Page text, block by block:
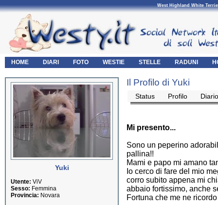
West Highland White
HOME DIARI FOTO WESTIE STELLE RADUNI
Yuki
Utente: ViV
Sesso: Femmina
Provincia: Novara
Il Profilo di Yuki
Status Profilo Diario
Mi presento...
Sono un peperino
pallina!!
Mami e papo mi amano
Io cerco di fare del mio
corro subito appena mi
abbaio fortissimo, anche
Fortuna che me ne